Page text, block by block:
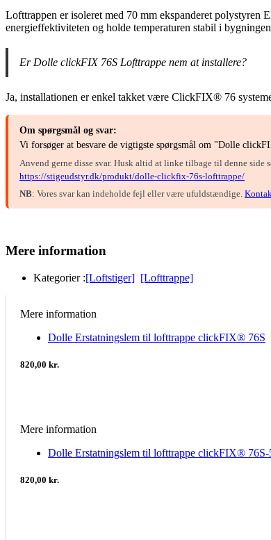
Lofttrappen er isoleret med 70 mm ekspanderet polystyren
energieffektiviteten og holde temperaturen stabil i
Er Dolle clickFIX 76S Lofttrappe nem at installere?
Ja, installationen er enkel takket være ClickFIX® 76
Om spørgsmål og svar:
Vi forsøger at besvare de vigtigste spørgsmål om "Dolle
Anvend gerne disse svar. Husk altid at linke tilbage til denne side
https://stigeudstyr.dk/produkt/dolle-clickfix-76s-lofttrappe/
NB: Vores svar kan indeholde fejl eller være ufuldstændige.
Mere information
Kategorier :[Loftstiger] [Lofttrappe]
Mere information
Dolle Erstatningslem til lofttrappe clickFIX® 76S
820,00 kr.
Mere information
Dolle Erstatningslem til lofttrappe clickFIX® 76S-
820,00 kr.